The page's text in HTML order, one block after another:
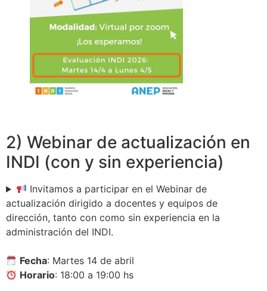
2) Webinar de actualización en
INDI (con y sin experiencia)
Invitamos a participar en el Webinar de
actualización dirigido a docentes y equipos de
dirección, tanto con como sin experiencia en la
administración del INDI.
Fecha: Martes 14 de abril
Horario: 18:00 a 19:00 hs